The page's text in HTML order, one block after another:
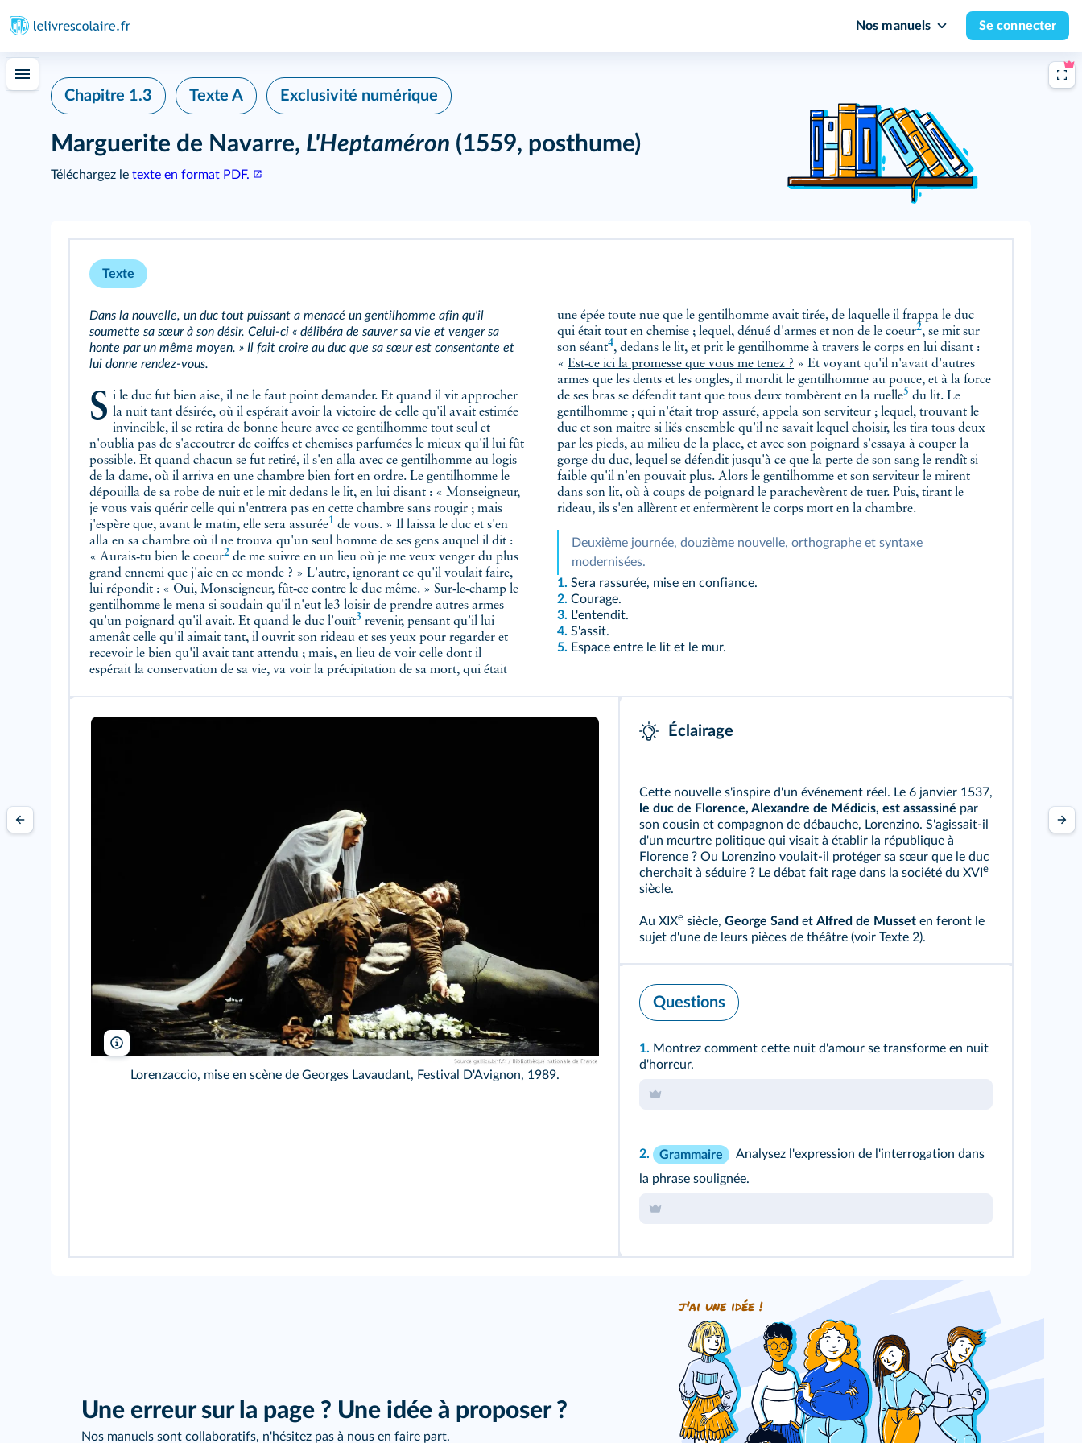
Nos manuels Se connecter
Chapitre 1.3 Texte A Exclusivité numérique
Marguerite de Navarre, L'Heptaméron (1559, posthume)
Téléchargez le texte en format PDF.
Texte
Dans la nouvelle, un duc tout puissant a menacé un gentilhomme afin qu'il
soumette sa sœur à son désir. Celui‑ci « délibéra de sauver sa vie et venger sa
honte par un même moyen. » Il fait croire au duc que sa sœur est consentante et
lui donne rendez-vous.
Si le duc fut bien aise, il ne le faut point demander. Et quand il vit approcher la nuit tant désirée, où il espérait avoir la victoire de celle qu'il avait estimée
invincible, il se retira de bonne heure avec ce gentilhomme tout seul et
n'oublia pas de s'accoutrer de coiffes et chemises parfumées le mieux qu'il lui fût
possible. Et quand chacun se fut retiré, il s'en alla avec ce gentilhomme au logis
de la dame, où il arriva en une chambre bien fort en ordre. Le gentilhomme le
dépouilla de sa robe de nuit et le mit dedans le lit, en lui disant : « Monseigneur,
je vous vais quérir celle qui n'entrera pas en cette chambre sans rougir ; mais
j'espère que, avant le matin, elle sera assurée1
alla en sa chambre où il ne trouva qu'un seul homme de ses gens auquel il dit :
« Aurais‑tu bien le coeur2
grand ennemi que j'aie en ce monde ? » L'autre, ignorant ce qu'il voulait faire,
lui répondit : « Oui, Monseigneur, fût‑ce contre le duc même. » Sur‑le‑champ le
gentilhomme le mena si soudain qu'il n'eut le3 loisir de prendre autres armes
qu'un poignard qu'il avait. Et quand le duc l'ouït3 revenir, pensant qu'il lui
amenât celle qu'il aimait tant, il ouvrit son rideau et ses yeux pour regarder et
recevoir le bien qu'il avait tant attendu ; mais, en lieu de voir celle dont il
espérait la conservation de sa vie, va voir la précipitation de sa mort, qui était
une épée toute nue que le gentilhomme avait tirée, de laquelle il frappa le duc
qui était tout en chemise ; lequel, dénué d'armes et non de le coeur2, se mit sur
son séant4, dedans le lit, et prit le gentilhomme à travers le corps en lui disant :
« Est‑ce ici la promesse que vous me tenez ? » Et voyant qu'il n'avait d'autres
armes que les dents et les ongles, il mordit le gentilhomme au pouce, et à la force
de ses bras se défendit tant que tous deux tombèrent en la ruelle5 du lit. Le
gentilhomme ; qui n'était trop assuré, appela son serviteur ; lequel, trouvant le
duc et son maitre si liés ensemble qu'il ne savait lequel choisir, les tira tous deux
par les pieds, au milieu de la place, et avec son poignard s'essaya à couper la
gorge du duc, lequel se défendit jusqu'à ce que la perte de son sang le rendît si
faible qu'il n'en pouvait plus. Alors le gentilhomme et son serviteur le mirent
dans son lit, où à coups de poignard le parachevèrent de tuer. Puis, tirant le
rideau, ils s'en allèrent et enfermèrent le corps mort en la chambre.
Deuxième journée, douzième nouvelle, orthographe et syntaxe
modernisées.
1. Sera rassurée, mise en confiance.
2. Courage.
3. L'entendit.
4. S'assit.
5. Espace entre le lit et le mur.
Bibliothèque nationale de France/Gallica
Lorenzaccio, mise en scène de Georges Lavaudant, Festival D'Avignon, 1989.
Éclairage
Cette nouvelle s'inspire d'un événement réel. Le 6 janvier 1537,
le duc de Florence, Alexandre de Médicis, est assassiné par
son cousin et compagnon de débauche, Lorenzino. S'agissait‑il
d'un meurtre politique qui visait à établir la république à
Florence ? Ou Lorenzino voulait‑il protéger sa sœur que le duc
cherchait à séduire ? Le débat fait rage dans la société du XVI e
siècle.
Au XIXesiècle, George Sand et Alfred de Musseten feront le
sujet d'une de leurs pièces de théâtre (voir Texte 2).
Questions
1. Montrez comment cette nuit d'amour se transforme en nuit
d'horreur.
2. Grammaire
Analysez l'expression de l'interrogation dans
la phrase soulignée.
Une erreur sur la page ? Une idée à proposer ?
Nos manuels sont collaboratifs, n'hésitez pas à nous en faire part.
j'ai une idée !